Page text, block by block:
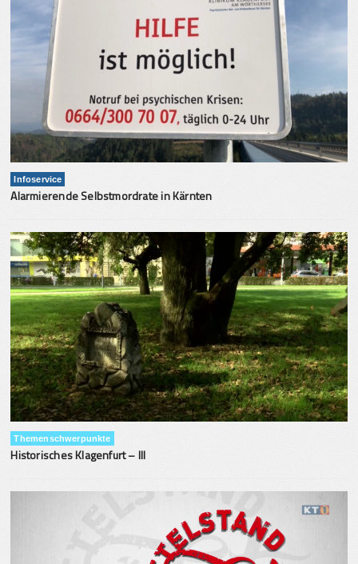
Infoservice
Alarmierende Selbstmordrate in Kärnten
Themenschwerpunkte
Historisches Klagenfurt – III